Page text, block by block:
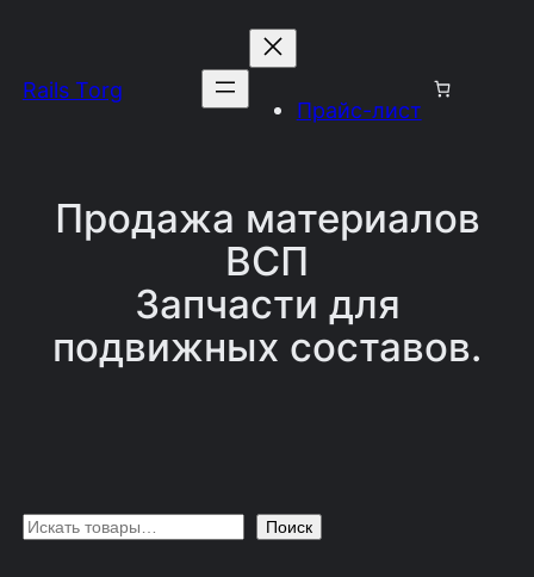
содержимому
Rails Torg
Прайс-лист
Продажа материалов
ВСП
Запчасти для
подвижных составов.
П
Поиск